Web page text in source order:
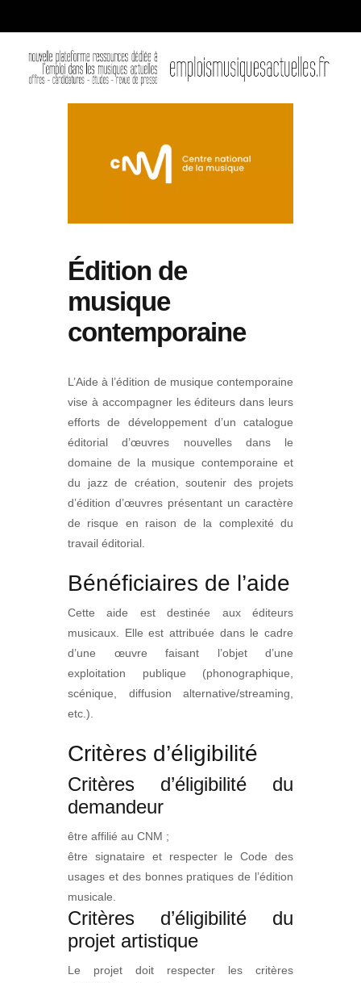
Édition de
musique
contemporaine
L’Aide à l’édition de musique contemporaine
vise à accompagner les éditeurs dans leurs
efforts de développement d’un catalogue
éditorial d’œuvres nouvelles dans le
domaine de la musique contemporaine et
du jazz de création, soutenir des projets
d’édition d’œuvres présentant un caractère
de risque en raison de la complexité du
travail éditorial.
Bénéficiaires de l’aide
Cette aide est destinée aux éditeurs
musicaux. Elle est attribuée dans le cadre
d’une œuvre faisant l’objet d’une
exploitation publique (phonographique,
scénique, diffusion alternative/streaming,
etc.).
Critères d’éligibilité
Critères d’éligibilité du
demandeur
être affilié au CNM ;
être signataire et respecter le Code des
usages et des bonnes pratiques de l’édition
musicale.
Critères d’éligibilité du
projet artistique
Le projet doit respecter les critères